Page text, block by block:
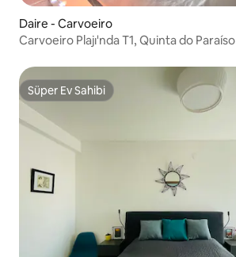
Daire - Carvoeiro
Carvoeiro Plajı'nda T1, Quinta do Paraíso
Süper Ev Sahibi
Süper Ev Sahibi